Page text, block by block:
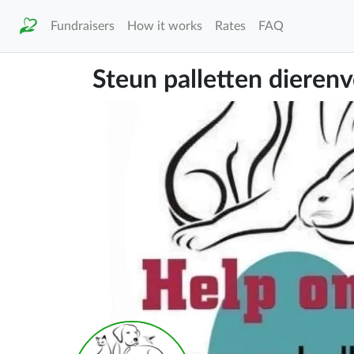
Fundraisers How it works Rates FAQ
Steun palletten